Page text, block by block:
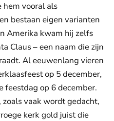
hem vooral als
bestaan eigen varianten
Amerika kwam hij zelfs
Claus – een naam die zijn
Al eeuwenlang vieren
op 5 december,
feestdag op 6 december.
vaak wordt gedacht,
kerk gold juist die